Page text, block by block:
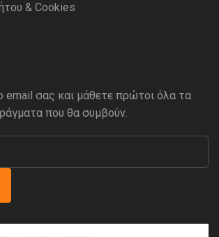
& Cookies
σας και μάθετε πρώτοι όλα τα
που θα συμβούν.